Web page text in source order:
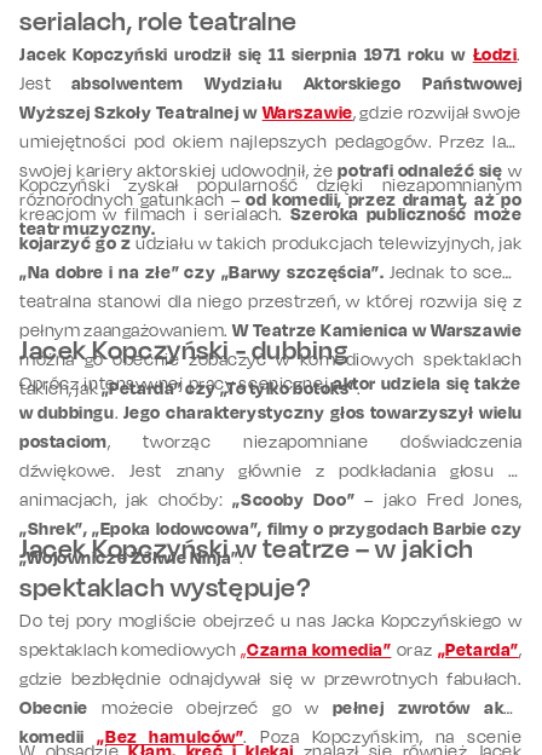
serialach, role teatralne
Jacek Kopczyński urodził się 11 sierpnia 1971 roku w Łodzi.
Jest absolwentem Wydziału Aktorskiego Państwowej
Wyższej Szkoły Teatralnej wWarszawie, gdzie rozwijał swoje
umiejętności pod okiem najlepszych pedagogów. Przez lata
swojej kariery aktorskiej udowodnił, żepotrafi odnaleźć się w
różnorodnych gatunkach – od komedii, przez dramat, aż po
teatr muzyczny.
Kopczyński zyskał popularność dzięki niezapomnianym
kreacjom w filmach i serialach. Szeroka publiczność może
kojarzyć go z udziału w takich produkcjach telewizyjnych, jak
„Na dobre i na złe” czy „Barwy szczęścia”. Jednak to scena
teatralna stanowi dla niego przestrzeń, w której rozwija się z
pełnym zaangażowaniem.W Teatrze Kamienica w Warszawie
można go obecnie zobaczyć w komediowych spektaklach
takich, jak„Petarda” czy „To tylko botoks”.
Jacek Kopczyński - dubbing
Oprócz intensywnej pracy scenicznejaktor udziela się także
w dubbingu. Jego charakterystyczny głos towarzyszył wielu
postaciom, tworząc niezapomniane doświadczenia
dźwiękowe. Jest znany głównie z podkładania głosu w
animacjach, jak choćby:„Scooby Doo” – jako Fred Jones,
„Shrek”, „Epoka lodowcowa”, filmy o przygodach Barbie czy
„Wojownicze Żółwie Ninja”.
Jacek Kopczyński w teatrze – w jakich
spektaklach występuje?
Do tej pory mogliście obejrzeć u nas Jacka Kopczyńskiego w
spektaklach komediowych„Czarna komedia” oraz „Petarda”,
gdzie bezbłędnie odnajdywał się w przewrotnych fabułach.
Obecniemożecie obejrzeć go w pełnej zwrotów akcji
komedii„Bez hamulców”. Poza Kopczyńskim, na scenie